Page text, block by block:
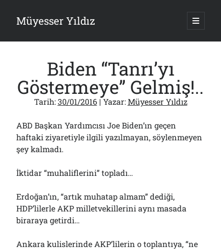
Müyesser Yıldız ana
Yan
Menü
Asırlık Devlete Bir Haftada Yeni Gömlek Biçilecek Öyle mi?!..
09/08/2026
Gazi’den Milletvekillerine Kurşun Gibi Sözler!..
07/08/2026
Türkiye 2.0’a Gidiş!..
05/08/2026
03/08/2026
Er Gaziler 20 Gün Sonra Gelen MSB Heyetine Böyle İsyan Etti:“Bizi
Teröristlere G……yle Güldürdünüz”
01/08/2026
Biden “Tanrı’yı
Göstermeye” Gelmiş!..
Tarih:30/01/2016| Yazar:Müyesser Yıldız
ABD Başkan Yardımcısı Joe Biden’ın geçen
haftaki ziyaretiyle ilgili yazılmayan, söylenmeyen
şey kalmadı.
İktidar “muhaliflerini” topladı…
Erdoğan’ın, “artık muhatap almam” dediği,
HDP’lilerle AKP milletvekillerini aynı masada
biraraya getirdi…
Ankara kulislerinde AKP’lilerin o toplantıya, “ne